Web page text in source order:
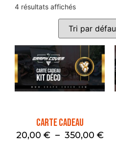
4 résultats affichés
Carte Cadeau
20,00 € – 350,00 €